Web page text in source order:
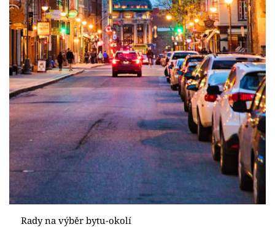
Rady na výběr bytu-okolí